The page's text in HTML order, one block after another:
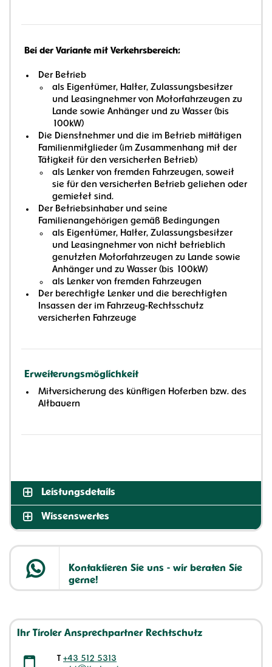
Bei der Variante mit Verkehrsbereich:
Der Betrieb
als Eigentümer, Halter, Zulassungsbesitzer
und Leasingnehmer von Motorfahrzeugen zu
Lande sowie Anhänger und zu Wasser (bis
100kW)
Die Dienstnehmer und die im Betrieb mittätigen
Familienmitglieder (im Zusammenhang mit der
Tätigkeit für den versicherten Betrieb)
als Lenker von fremden Fahrzeugen, soweit
sie für den versicherten Betrieb geliehen oder
gemietet sind.
Der Betriebsinhaber und seine
Familienangehörigen gemäß Bedingungen
als Eigentümer, Halter, Zulassungsbesitzer
und Leasingnehmer von nicht betrieblich
genutzten Motorfahrzeugen zu Lande sowie
Anhänger und zu Wasser (bis 100kW)
als Lenker von fremden Fahrzeugen
Der berechtigte Lenker und die berechtigten
Insassen der im Fahrzeug-Rechtsschutz
versicherten Fahrzeuge
Erweiterungsmöglichkeit
Mitversicherung des künftigen Hoferben bzw. des
Altbauern
Leistungsdetails
Wissenswertes
Kontaktieren Sie uns - wir beraten Sie
gerne!
Ihr Tiroler Ansprechpartner Rechtschutz
T +43 512 5313